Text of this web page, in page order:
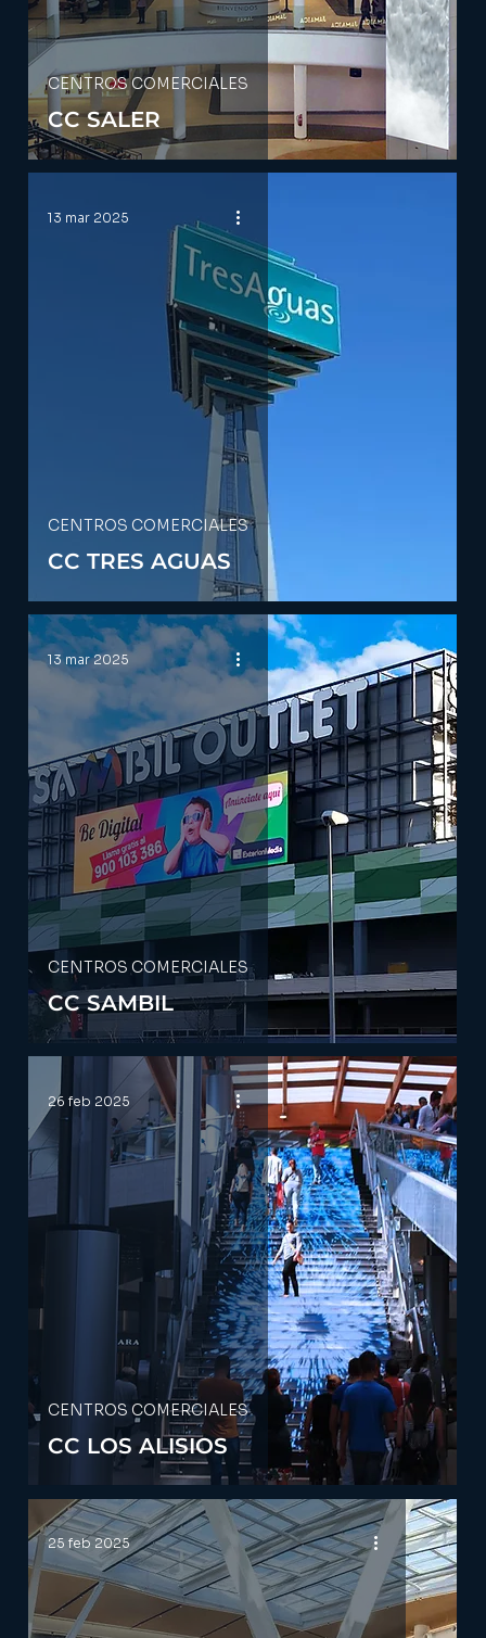
CC SALER
CENTROS COMERCIALES
CC TRES AGUAS
CENTROS COMERCIALES
13 mar 2025
CC SAMBIL
CENTROS COMERCIALES
13 mar 2025
CC LOS ALISIOS
CENTROS COMERCIALES
26 feb 2025
25 feb 2025